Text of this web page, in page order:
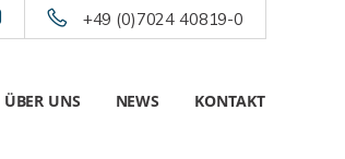
+49 (0)7024 40819-0
ÜBER UNS NEWS KONTAKT